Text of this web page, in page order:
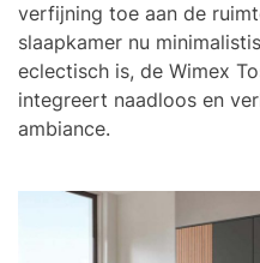
verfijning toe aan de
slaapkamer nu
eclectisch is, de Wimex
integreert naadloos en
ambiance.